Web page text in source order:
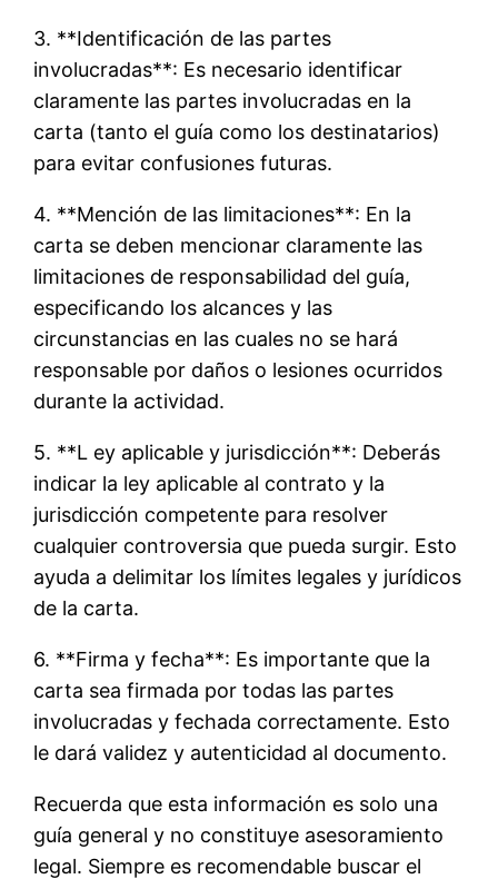
3. **Identificación de las partes
involucradas**: Es necesario identificar
claramente las partes involucradas en la
carta (tanto el guía como los destinatarios)
para evitar confusiones futuras.
4. **Mención de las limitaciones**: En la
carta se deben mencionar claramente las
limitaciones de responsabilidad del guía,
especificando los alcances y las
circunstancias en las cuales no se hará
responsable por daños o lesiones ocurridos
durante la actividad.
5. **L ey aplicable y jurisdicción**: Deberás
indicar la ley aplicable al contrato y la
jurisdicción competente para resolver
cualquier controversia que pueda surgir. Esto
ayuda a delimitar los límites legales y jurídicos
de la carta.
6. **Firma y fecha**: Es importante que la
carta sea firmada por todas las partes
involucradas y fechada correctamente. Esto
le dará validez y autenticidad al documento.
Recuerda que esta información es solo una
guía general y no constituye asesoramiento
legal. Siempre es recomendable buscar el